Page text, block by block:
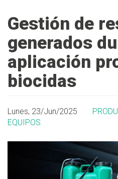
Gestión de
generados
aplicación
biocidas
Lunes, 23/Jun/2025
EQUIPOS